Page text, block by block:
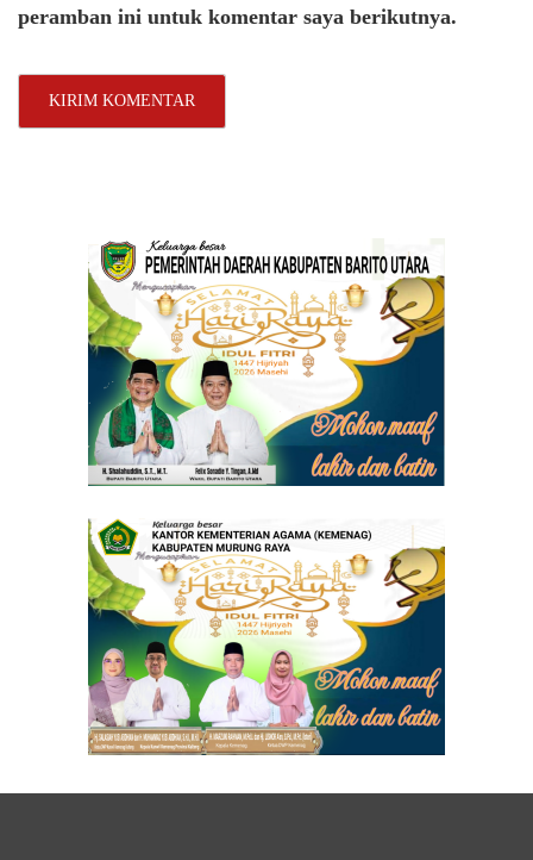
peramban ini untuk komentar saya berikutnya.